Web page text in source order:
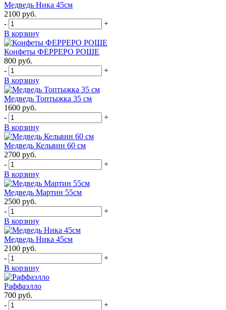
Медведь Ника 45см
2100 руб.
-
+
В корзину
Конфеты ФЕРРЕРО РОШЕ
800 руб.
-
+
В корзину
Медведь Топтыжка 35 см
1600 руб.
-
+
В корзину
Медведь Кельвин 60 см
2700 руб.
-
+
В корзину
Медведь Мартин 55см
2500 руб.
-
+
В корзину
Медведь Ника 45см
2100 руб.
-
+
В корзину
Раффаэлло
700 руб.
-
+